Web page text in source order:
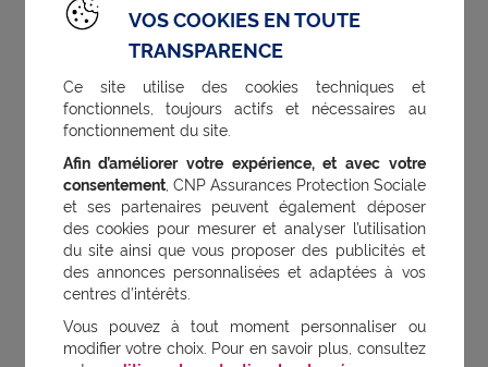
Avant la rédaction de tout certificat médical,
l'information donnée au patient est une
obligation légale et déontologique. Ensuite,
voici ce que le médecin doit
scrupuleusement observer avant et
pendant la rédaction du certificat médical.
Tout d’abord, il doit demander au patient
quel sera l’usage du certificat et l’établir au
impérativement précédée d’un examen
VOS COOKIES EN TOUTE
TRANSPARENCE
Ce site utilise des cookies techniques et
fonctionnels, toujours actifs et nécessaires au
fonctionnement du site.
Afin d’améliorer votre expérience, et avec votre
consentement, CNP Assurances Protection Sociale
et ses partenaires peuvent également déposer
des cookies pour mesurer et analyser l’utilisation
du site ainsi que vous proposer des publicités et
des annonces personnalisées et adaptées à vos
centres d’intérêts.
Vous pouvez à tout moment personnaliser ou
modifier votre choix. Pour en savoir plus, consultez